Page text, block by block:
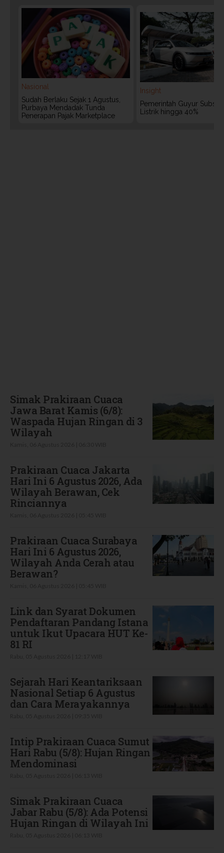
Nasional
Sudah Berlaku Sejak 1 Agustus,
Purbaya Mendadak Tunda
Penerapan Pajak Marketplace
Insight
Pemerintah Guyur
Listrik hingga 40%
Simak Prakiraan Cuaca
Jawa Barat Kamis (6/8):
Waspada Hujan Ringan di 3
Wilayah
Prakiraan Cuaca Jakarta
Hari Ini 6 Agustus 2026, Ada
Wilayah Berawan, Cek
Rinciannya
Prakiraan Cuaca Surabaya
Hari Ini 6 Agustus 2026,
Wilayah Anda Cerah atau
Berawan?
Link dan Syarat Dokumen
Pendaftaran Pandang Istana
untuk Ikut Upacara HUT Ke-
81 RI
Sejarah Hari Keantariksaan
Nasional Setiap 6 Agustus
dan Cara Merayakannya
Intip Prakiraan Cuaca Sumut
Hari Rabu (5/8): Hujan Ringan
Mendominasi
Simak Prakiraan Cuaca
Jabar Rabu (5/8): Ada Potensi
Hujan Ringan di Wilayah Ini